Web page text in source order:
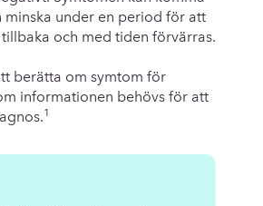
minska under en period för att
och med tiden förvärras.
berätta om symtom för
informationen behövs för att
1